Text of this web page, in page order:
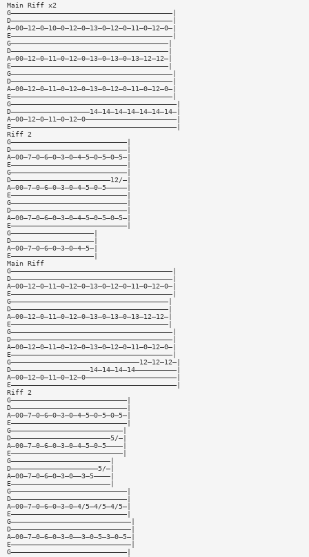
Main Riff x2
G———————————————————————————————————————|
D———————————————————————————————————————|
A—00—12—0—10—0—12—0—13—0—12—0—11—0—12—0—|
E———————————————————————————————————————|
G——————————————————————————————————————|
D——————————————————————————————————————|
A—00—12—0—11—0—12—0—13—0—13—0—13—12—12—|
E——————————————————————————————————————|
G———————————————————————————————————————|
D———————————————————————————————————————|
A—00—12—0—11—0—12—0—13—0—12—0—11—0—12—0—|
E———————————————————————————————————————|
G————————————————————————————————————————|
D———————————————————14—14—14—14—14—14—14—|
A—00—12—0—11—0—12—0——————————————————————|
E————————————————————————————————————————|
Riff 2
G————————————————————————————|
D————————————————————————————|
A—00—7—0—6—0—3—0—4—5—0—5—0—5—|
E————————————————————————————|
G————————————————————————————|
D————————————————————————12/—|
A—00—7—0—6—0—3—0—4—5—0—5—————|
E————————————————————————————|
G————————————————————————————|
D————————————————————————————|
A—00—7—0—6—0—3—0—4—5—0—5—0—5—|
E————————————————————————————|
G————————————————————|
D————————————————————|
A—00—7—0—6—0—3—0—4—5—|
E————————————————————|
Main Riff
G———————————————————————————————————————|
D———————————————————————————————————————|
A—00—12—0—11—0—12—0—13—0—12—0—11—0—12—0—|
E———————————————————————————————————————|
G——————————————————————————————————————|
D——————————————————————————————————————|
A—00—12—0—11—0—12—0—13—0—13—0—13—12—12—|
E——————————————————————————————————————|
G———————————————————————————————————————|
D———————————————————————————————————————|
A—00—12—0—11—0—12—0—13—0—12—0—11—0—12—0—|
E———————————————————————————————————————|
G———————————————————————————————12—12—12—|
D———————————————————14—14—14—14——————————|
A—00—12—0—11—0—12—0——————————————————————|
E————————————————————————————————————————|
Riff 2
G————————————————————————————|
D————————————————————————————|
A—00—7—0—6—0—3—0—4—5—0—5—0—5—|
E————————————————————————————|
G———————————————————————————|
D————————————————————————5/—|
A—00—7—0—6—0—3—0—4—5—0—5————|
E———————————————————————————|
G————————————————————————|
D—————————————————————5/—|
A—00—7—0—6—0—3—0——3—5————|
E————————————————————————|
G————————————————————————————|
D————————————————————————————|
A—00—7—0—6—0—3—0—4/5—4/5—4/5—|
E————————————————————————————|
G—————————————————————————————|
D—————————————————————————————|
A—00—7—0—6—0—3—0——3—0—5—3—0—5—|
E—————————————————————————————|
G————————————————————————————|